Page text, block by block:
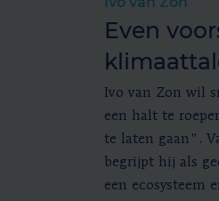
Even
Ivo van Zon wil
een halt te
te laten gaan".
begrijpt hij als
een ecosysteem